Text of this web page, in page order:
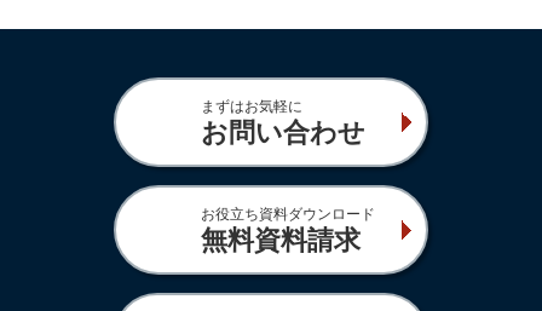
まずはお気軽に
お問い合わせ
お役立ち資料ダウンロード
無料資料請求